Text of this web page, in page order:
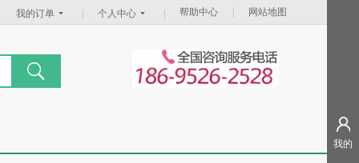
我的订单 个人中心 帮助中心 网站地图
我的